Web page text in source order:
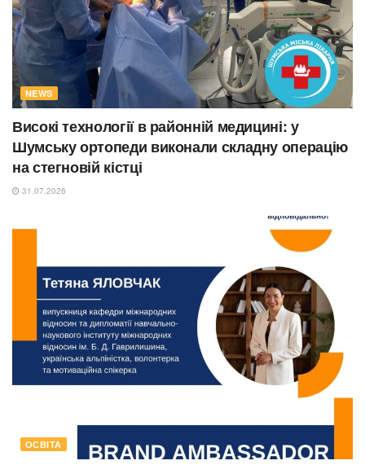
NEWS
Високі технології в районній медицині: у
Шумську ортопеди виконали складну операцію
на стегновій кістці
31.07.2026
ОСВІТА